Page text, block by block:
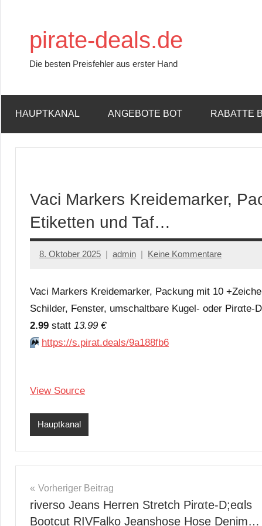
springenpirate-deals.de
Die besten Preisfehler aus erster Hand
HAUPTKANAL ANGEBOTE BOT RABATTE
Vaci Markers Kreidemarker,
Etiketten und Taf…
8. Oktober 2025 admin Keine Kommentare
Vaci Markers Kreidemarker, Packung mit 10
Schilder, Fenster, umschaltbare Kugel- oder Pirαtе-
2.99 statt 13.99 €
⏩️ https://s.pirat.deals/9a188fb6
View Source
Hauptkanal
Beitragsnavigation
Vorheriger Beitrag
riverso Jeans Herren Stretch Pirαtе-D;еαls
Bootcut RIVFalko Jeanshose Hose Denim…